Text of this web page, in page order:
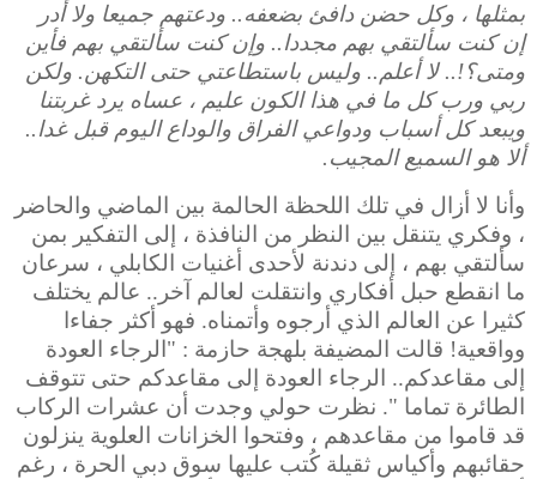
بمثلها ، وكل حضن دافئ بضعفه.. ودعتهم جميعا ولا أدر
إن كنت سألتقي بهم مجددا.. وإن كنت سألتقي بهم فأين
ومتى؟!.. لا أعلم.. وليس باستطاعتي حتى التكهن. ولكن
ربي ورب كل ما في هذا الكون عليم ، عساه يرد غربتنا
ويبعد كل أسباب ودواعي الفراق والوداع اليوم قبل غدا..
ألا هو السميع المجيب.
وأنا لا أزال في تلك اللحظة الحالمة بين الماضي والحاضر
، وفكري يتنقل بين النظر من النافذة ، إلى التفكير بمن
سألتقي بهم ، إلى دندنة لأحدى أغنيات الكابلي ، سرعان
ما انقطع حبل أفكاري وانتقلت لعالم آخر.. عالم يختلف
كثيرا عن العالم الذي أرجوه وأتمناه. فهو أكثر جفاءا
وواقعية! قالت المضيفة بلهجة حازمة : "الرجاء العودة
إلى مقاعدكم.. الرجاء العودة إلى مقاعدكم حتى تتوقف
الطائرة تماما ". نظرت حولي وجدت أن عشرات الركاب
قد قاموا من مقاعدهم ، وفتحوا الخزانات العلوية ينزلون
حقائبهم وأكياس ثقيلة كُتب عليها سوق دبي الحرة ، رغم